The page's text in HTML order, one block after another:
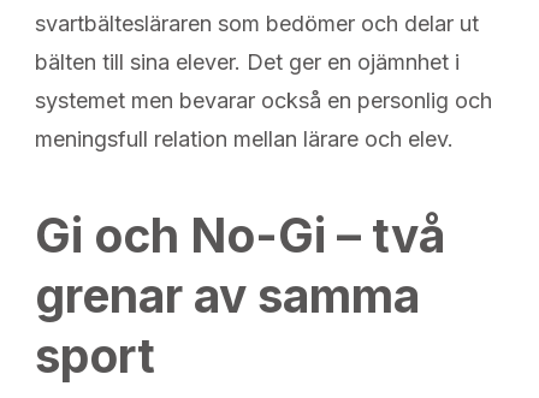
svartbältesläraren som bedömer och delar ut
bälten till sina elever. Det ger en ojämnhet i
systemet men bevarar också en personlig och
meningsfull relation mellan lärare och elev.
Gi och No-Gi – två
grenar av samma
sport